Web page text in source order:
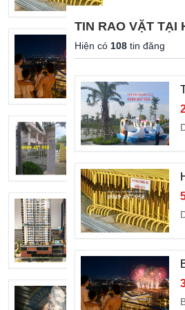
Bán chung
Bán Dây kẽm
BÁN CĂN
Cáp điện dẹt
TIN RAO VẶT TẠI
Hiện có 108 tin đăng